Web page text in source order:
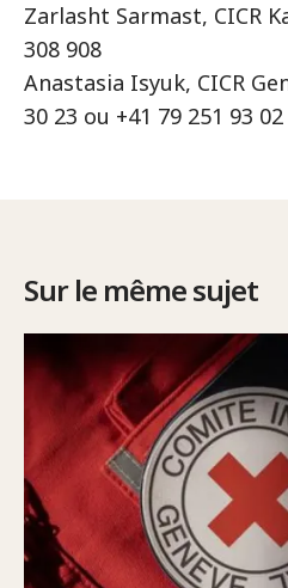
Zarlasht Sarmast, CICR
308 908
Anastasia Isyuk, CICR
30 23 ou +41 79 251 93 02
Sur le même sujet